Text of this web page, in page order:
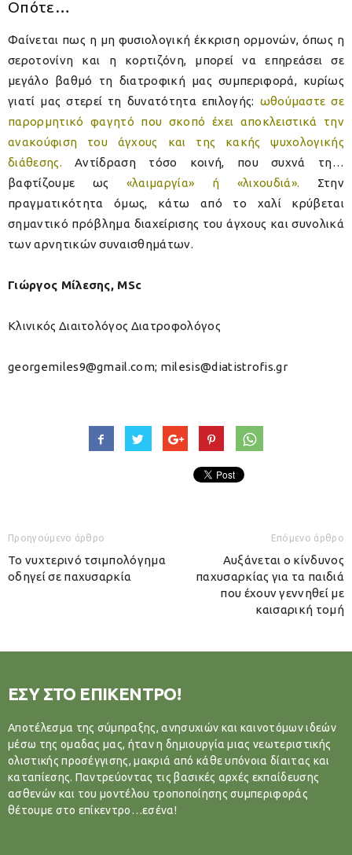
Οπότε…
Φαίνεται πως η μη φυσιολογική έκκριση ορμονών, όπως η
σεροτονίνη και η κορτιζόνη, μπορεί να επηρεάσει σε
μεγάλο βαθμό τη διατροφική μας συμπεριφορά, κυρίως
γιατί μας στερεί τη δυνατότητα επιλογής: ωθούμαστε σε
παρορμητικό φαγητό που σκοπό έχει αποκλειστικά την
ανακούφιση του άγχους και της κακής ψυχολογικής
διάθεσης. Αντίδραση τόσο κοινή, που συχνά τη…
βαφτίζουμε ως «λαιμαργία» ή «λιχουδιά». Στην
πραγματικότητα όμως, κάτω από το χαλί κρύβεται
σημαντικό πρόβλημα διαχείρισης του άγχους και συνολικά
των αρνητικών συναισθημάτων.
Γιώργος Μίλεσης, MSc
Κλινικός Διαιτολόγος Διατροφολόγος
georgemiles9@gmail.com; milesis@diatistrofis.gr
Προηγούμενο άρθρο
Το νυχτερινό τσιμπολόγημα
οδηγεί σε παχυσαρκία
Επόμενο άρθρο
Αυξάνεται ο κίνδυνος
παχυσαρκίας για τα παιδιά
που έχουν γεννηθεί με
καισαρική τομή
ΕΣΥ ΣΤΟ ΕΠΙΚΕΝΤΡΟ!
Αποτέλεσμα της σύμπραξης, ανησυχιών και καινοτόμων ιδεών
μέσω της ομαδας μας, ήταν η δημιουργία μιας νεωτεριστικής
ολιστικής προσέγγισης, μακριά από κάθε υπόνοια δίαιτας και
καταπίεσης. Παντρεύοντας τις βασικές αρχές εκπαίδευσης
ασθενών και του μοντέλου τροποποίησης συμπεριφοράς
θέτουμε στο επίκεντρο…εσένα!